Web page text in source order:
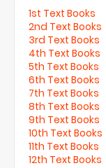
1st Text Books
2nd Text Books
3rd Text Books
4th Text Books
5th Text Books
6th Text Books
7th Text Books
8th Text Books
9th Text Books
10th Text Books
11th Text Books
12th Text Books